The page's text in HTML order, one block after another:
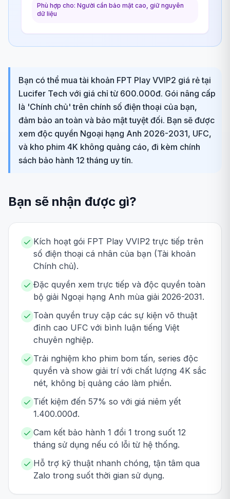
Phù hợp cho: Người cần bảo mật cao, giữ nguyên
dữ liệu
Bạn có thể mua tài khoản FPT Play VVIP2 giá rẻ tại
Lucifer Tech với giá chỉ từ 600.000đ. Gói nâng cấp
là 'Chính chủ' trên chính số điện thoại của bạn,
đảm bảo an toàn và bảo mật tuyệt đối. Bạn sẽ được
xem độc quyền Ngoại hạng Anh 2026-2031, UFC,
và kho phim 4K không quảng cáo, đi kèm chính
sách bảo hành 12 tháng uy tín.
Bạn sẽ nhận được gì?
Kích hoạt gói FPT Play VVIP2 trực tiếp trên
số điện thoại cá nhân của bạn (Tài khoản
Chính chủ).
Đặc quyền xem trực tiếp và độc quyền toàn
bộ giải Ngoại hạng Anh mùa giải 2026-2031.
Toàn quyền truy cập các sự kiện võ thuật
đỉnh cao UFC với bình luận tiếng Việt
chuyên nghiệp.
Trải nghiệm kho phim bom tấn, series độc
quyền và show giải trí với chất lượng 4K sắc
nét, không bị quảng cáo làm phiền.
Tiết kiệm đến 57% so với giá niêm yết
1.400.000đ.
Cam kết bảo hành 1 đổi 1 trong suốt 12
tháng sử dụng nếu có lỗi từ hệ thống.
Hỗ trợ kỹ thuật nhanh chóng, tận tâm qua
Zalo trong suốt thời gian sử dụng.